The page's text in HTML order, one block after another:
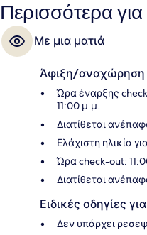
Περισσότερα
Με μια ματιά
Άφιξη/αναχώρηση
Ώρα έναρξης
11:00 μ.μ.
Διατίθεται
Ελάχιστη ηλικία
Ώρα check-out:
Διατίθεται
Ειδικές οδηγίες
Δεν υπάρχει